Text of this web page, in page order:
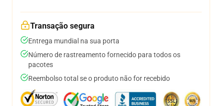
Transação segura
Entrega mundial na sua porta
Número de rastreamento fornecido para todos os
pacotes
Reembolso total se o produto não for recebido